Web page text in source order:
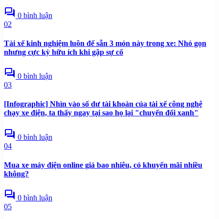
forum 0 bình luận
02
Tài xế kinh nghiệm luôn để sẵn 3 món này trong xe: Nhỏ gọn
nhưng cực kỳ hữu ích khi gặp sự cố
forum 0 bình luận
03
[Infographic] Nhìn vào số dư tài khoản của tài xế công nghệ
chạy xe điện, ta thấy ngay tại sao họ lại "chuyển đổi xanh"
forum 0 bình luận
04
Mua xe máy điện online giá bao nhiêu, có khuyến mãi nhiều
không?
forum 0 bình luận
05